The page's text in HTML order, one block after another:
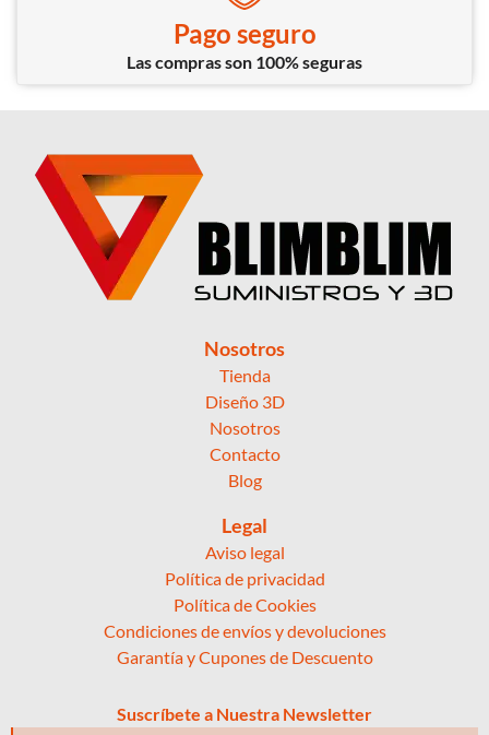
Pago seguro
Las compras son 100% seguras
Nosotros
Tienda
Diseño 3D
Nosotros
Contacto
Blog
Legal
Aviso legal
Política de privacidad
Política de Cookies
Condiciones de envíos y devoluciones
Garantía y Cupones de Descuento
Suscríbete a Nuestra Newsletter